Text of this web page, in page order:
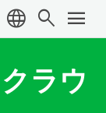
language search menu
ラウ